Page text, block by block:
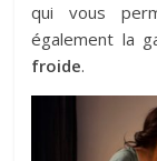
qui vous
également la
froide.